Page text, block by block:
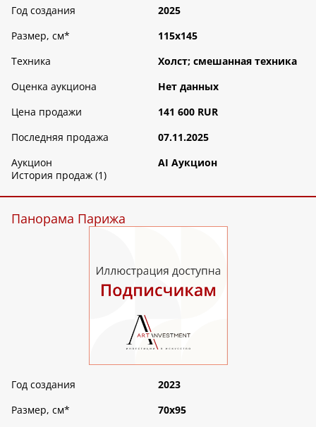
Год создания
2025
Размер, см*
115х145
Техника
Холст; смешанная техника
Оценка аукциона
Нет данных
Цена продажи
141 600 RUR
Последняя продажа
07.11.2025
Аукцион
AI Аукцион
История продаж (1)
Панорама Парижа
Год создания
2023
Размер, см*
70х95